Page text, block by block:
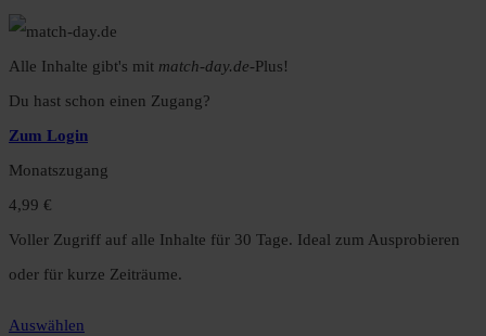
Alle Inhalte gibt's mit match-day.de-Plus!
Du hast schon einen Zugang?
Zum Login
Monatszugang
4,99 €
Voller Zugriff auf alle Inhalte für 30 Tage. Ideal zum Ausprobieren
oder für kurze Zeiträume.
Auswählen